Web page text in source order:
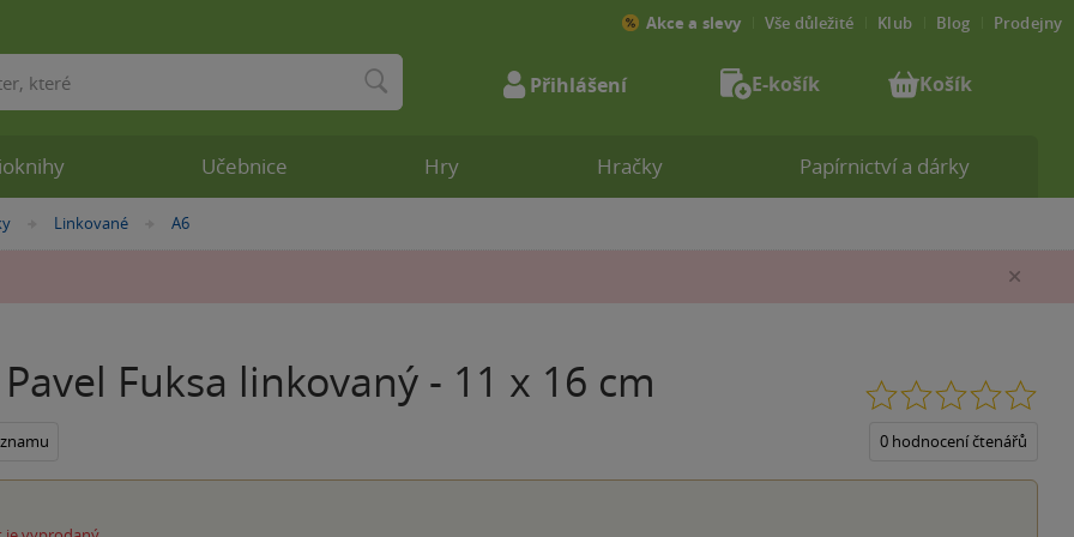
»
Linkované »A6
Fuksa linkovaný - 11 x 16 cm
0 hodnocení čtenářů
Učebnice Hry Hračky Papírnictví a dárky
Akce a slevy Vše důležité Klub Blog Prodejny
Přihlášení E-košík Košík